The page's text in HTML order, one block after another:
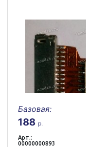
Базовая:
188 р.
Арт.:
00000000893